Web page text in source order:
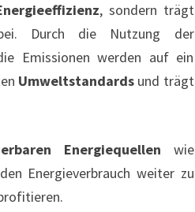
, sondern trägt
Durch die Nutzung der
Emissionen werden auf ein
Umweltstandards und trägt
Energiequellen wie
Energieverbrauch weiter zu